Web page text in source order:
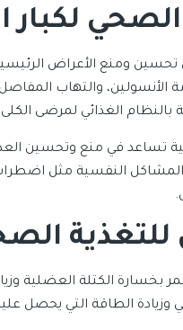
الصحي لكبار
ومنع الأعراض
الأنسولين، والتهاب
بالنظام الغذائي لمرضى
تساعد في منع وتحسين
النفسية مثل اضطراب
الكتلة العضلية
وزيادة الطاقة التي يحصل